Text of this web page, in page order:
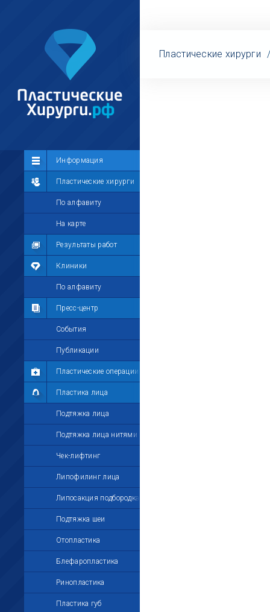
Информация
Пластические хирурги
По алфавиту
На карте
Результаты работ
Клиники
По алфавиту
Пресс-центр
События
Публикации
Пластические операции
Пластика лица
Подтяжка лица
Подтяжка лица нитями
Чек-лифтинг
Липофилинг лица
Липосакция подбородка
Подтяжка шеи
Отопластика
Блефаропластика
Ринопластика
Пластика губ
Сообщество
Лента
Участники
Мой профиль
Мои сообщения
Мои фотографии
Мои комментарии
Мои друзья
Моё избранное
Мои настройки
Пластические хирурги